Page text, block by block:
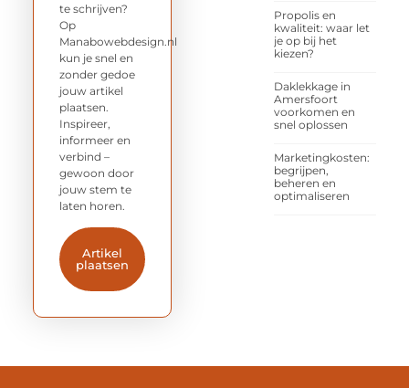
Propolis en
kwaliteit: waar let
je op bij het
kiezen?
Daklekkage in
Amersfoort
voorkomen en
snel oplossen
Marketingkosten:
begrijpen,
beheren en
optimaliseren
te schrijven?
Op
Manabowebdesign.nl
kun je snel en
zonder gedoe
jouw artikel
plaatsen.
Inspireer,
informeer en
verbind –
gewoon door
jouw stem te
laten horen.
Artikel
plaatsen